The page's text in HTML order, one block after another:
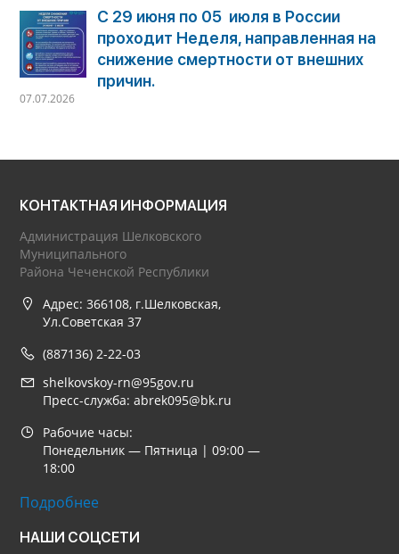
С 29 июня по 05 июля в России
проходит Неделя, направленная на
снижение смертности от внешних
причин.
07.07.2026
КОНТАКТНАЯ ИНФОРМАЦИЯ
Администрация Шелковского
Муниципального
Района Чеченской Республики
Адрес: 366108, г.Шелковская,
Ул.Советская 37
(887136) 2-22-03
shelkovskoy-rn@95gov.ru
Пресс-служба: abrek095@bk.ru
Рабочие часы:
Понедельник — Пятница | 09:00 —
18:00
Подробнее
НАШИ СОЦСЕТИ